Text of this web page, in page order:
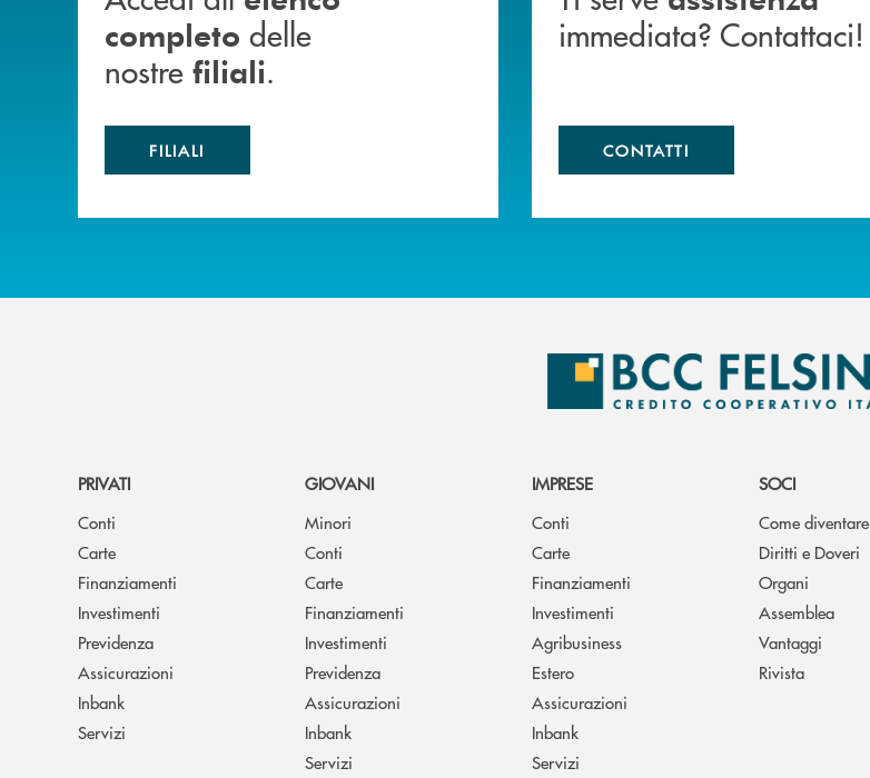
completo delle
nostre filiali.
FILIALI
immediata? Contattaci!
CONTATTI
PRIVATI
Conti
Carte
Finanziamenti
Investimenti
Previdenza
Assicurazioni
Inbank
Servizi
GIOVANI
Minori
Conti
Carte
Finanziamenti
Investimenti
Previdenza
Assicurazioni
Inbank
Servizi
IMPRESE
Conti
Carte
Finanziamenti
Investimenti
Agribusiness
Estero
Assicurazioni
Inbank
Servizi
SOCI
Come diventare
Diritti e Doveri
Organi
Assemblea
Vantaggi
Rivista